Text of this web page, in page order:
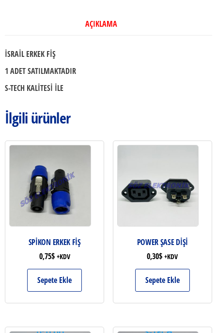
AÇIKLAMA
İSRAİL ERKEK FİŞ
1 ADET SATILMAKTADIR
S-TECH KALİTESİ İLE
İlgili ürünler
SPİKON ERKEK FİŞ
0,75$ +KDV
Sepete Ekle
POWER ŞASE DİŞİ
0,30$ +KDV
Sepete Ekle